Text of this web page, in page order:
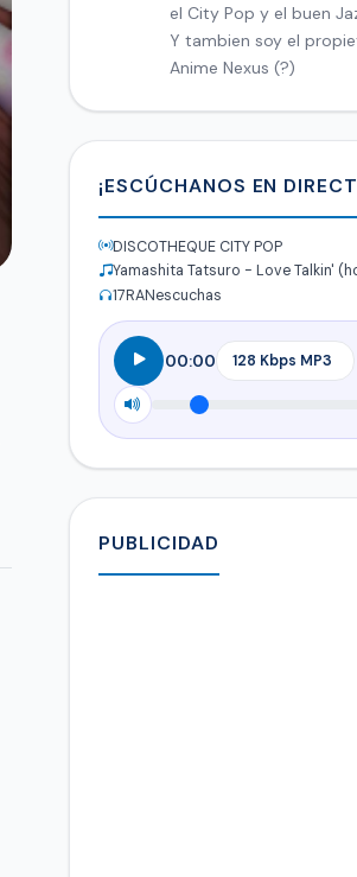
el City Pop y el buen
Y tambien soy el
Anime Nexus (?)
¡ESCÚCHANOS EN
DISCOTHEQUE CITY POP
17RANescuchas
00:00
PUBLICIDAD